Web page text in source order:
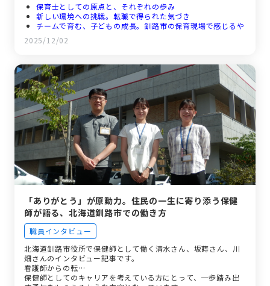
保育士としての原点と、それぞれの歩み
新しい環境への挑戦。転職で得られた気づき
チームで育む、子どもの成長。釧路市の保育現場で感じるや
りがい
支え合い、学び合える環境。釧路市で働くということ
2025/12/02
「ありがとう」が原動力。住民の一生に寄り添う保健
師が語る、北海道釧路市での働き方
職員インタビュー
北海道釧路市役所で保健師として働く清水さん、坂蒔さん、川
畑さんのインタビュー記事です。
看護師からの転…
保健師としてのキャリアを考えている方にとって、一歩踏み出